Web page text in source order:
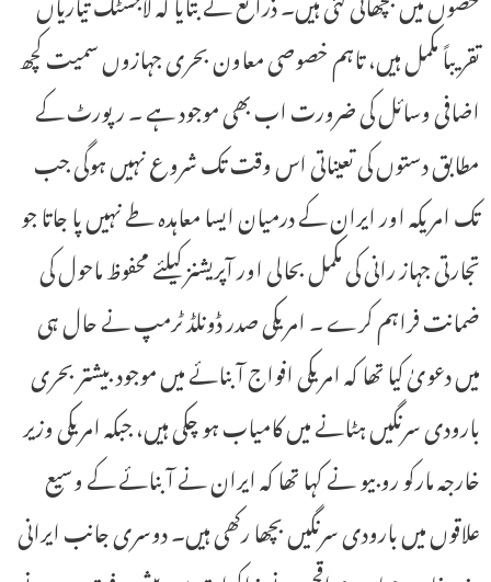
تقریباً مکمل ہیں، تاہم خصوصی معاون بحری جہازوں سمیت کچھ
اضافی وسائل کی ضرورت اب بھی موجود ہے ۔ رپورٹ کے
مطابق دستوں کی تعیناتی اس وقت تک شروع نہیں ہوگی جب
تک امریکہ اور ایران کے درمیان ایسا معاہدہ طے نہیں پا جاتا جو
تجارتی جہاز رانی کی مکمل بحالی اور آپریشنز کیلئے محفوظ ماحول کی
ضمانت فراہم کرے ۔ امریکی صدر ڈونلڈ ٹرمپ نے حال ہی
میں دعویٰ کیا تھا کہ امریکی افواج آبنائے میں موجود بیشتر بحری
بارودی سرنگیں ہٹانے میں کامیاب ہو چکی ہیں، جبکہ امریکی وزیر
خارجہ مارکو روبیو نے کہا تھا کہ ایران نے آبنائے کے وسیع
علاقوں میں بارودی سرنگیں بچھا رکھی ہیں۔ دوسری جانب ایرانی